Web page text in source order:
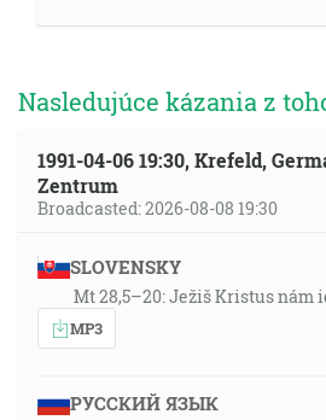
Nasledujúce kázania z
1991-04-06 19:30, Krefeld,
Zentrum
Broadcasted: 2026-08-08 19:30
SLOVENSKY
Mt 28,5–20: Ježiš Kristus nám
MP3
РУССКИЙ ЯЗЫК